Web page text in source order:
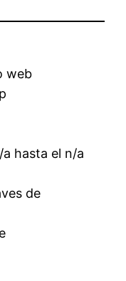
web
hasta el n/a
de